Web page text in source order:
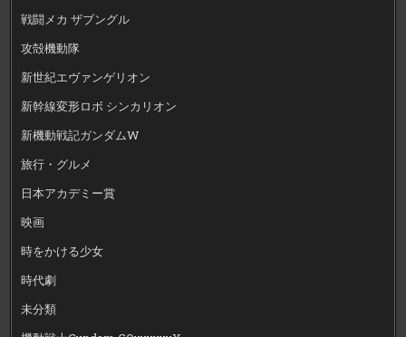
戦闘メカ ザブングル
攻殻機動隊
新世紀エヴァンゲリオン
新幹線変形ロボ シンカリオン
新機動戦記ガンダムW
旅行・グルメ
日本アカデミー賞
映画
時をかける少女
時代劇
未分類